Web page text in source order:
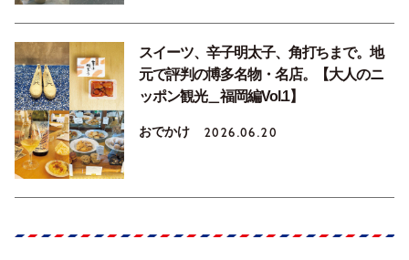
スイーツ、辛子明太子、角打ちまで。地
元で評判の博多名物・名店。【大人のニ
ッポン観光＿福岡編Vol.1】
おでかけ 2026.06.20